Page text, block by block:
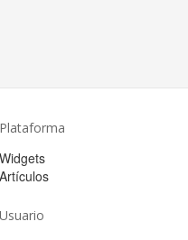
Plataforma
Widgets
Artículos
Usuario